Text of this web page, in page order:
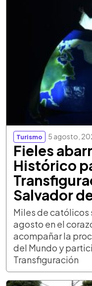
Turismo 5 agosto,
Fieles
Histórico
Salvador
Miles de católicos
agosto en el
acompañar la
del Mundo y
Transfiguración